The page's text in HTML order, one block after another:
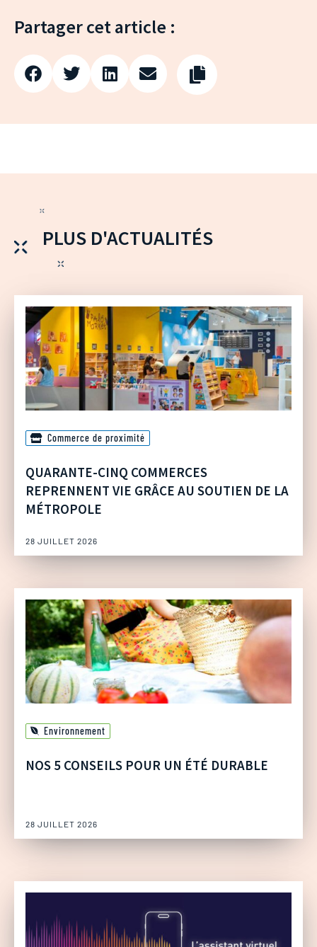
Partager cet article :
PLUS D'ACTUALITÉS
Commerce de proximité
QUARANTE-CINQ COMMERCES
REPRENNENT VIE GRÂCE AU SOUTIEN DE LA
MÉTROPOLE
28 JUILLET 2026
Environnement
NOS 5 CONSEILS POUR UN ÉTÉ DURABLE
28 JUILLET 2026